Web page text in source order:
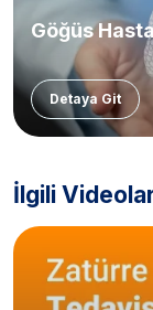
Göğüs
Detaya Git
İlgili